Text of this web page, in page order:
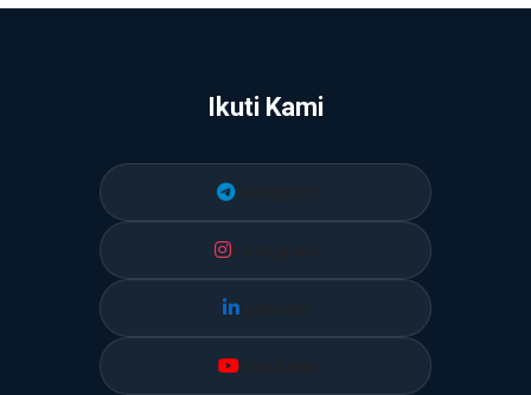
Ikuti Kami
Telegram
LinkedIn
YouTube